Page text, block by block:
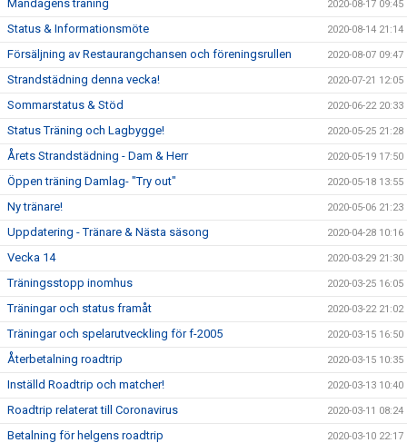
Måndagens träning 2020-08-17 09:45
Status & Informationsmöte 2020-08-14 21:14
Försäljning av Restaurangchansen och föreningsrullen 2020-08-07 09:47
Strandstädning denna vecka! 2020-07-21 12:05
Sommarstatus & Stöd 2020-06-22 20:33
Status Träning och Lagbygge! 2020-05-25 21:28
Årets Strandstädning - Dam & Herr 2020-05-19 17:50
Öppen träning Damlag- "Try out" 2020-05-18 13:55
Ny tränare! 2020-05-06 21:23
Uppdatering - Tränare & Nästa säsong 2020-04-28 10:16
Vecka 14 2020-03-29 21:30
Träningsstopp inomhus 2020-03-25 16:05
Träningar och status framåt 2020-03-22 21:02
Träningar och spelarutveckling för f-2005 2020-03-15 16:50
Återbetalning roadtrip 2020-03-15 10:35
Inställd Roadtrip och matcher! 2020-03-13 10:40
Roadtrip relaterat till Coronavirus 2020-03-11 08:24
Betalning för helgens roadtrip 2020-03-10 22:17